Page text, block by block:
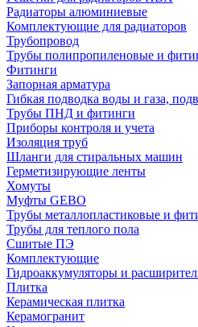
Радиаторы алюминиевые
Комплектующие для радиаторов
Трубопровод
Трубы полипропиленовые и
Фитинги
Запорная арматура
Гибкая подводка воды и газа,
Трубы ПНД и фитинги
Приборы контроля и учета
Изоляция труб
Шланги для стиральных машин
Герметизирующие ленты
Хомуты
Муфты GEBO
Трубы металлопластиковые и
Трубы для теплого пола
Сшитые ПЭ
Комплектующие
Гидроаккумуляторы и
Плитка
Керамическая плитка
Керамогранит